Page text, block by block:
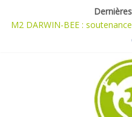
M2 DARWIN-BEE :
Planning M1 et M2 du
Travaux réalisés dans le cadre
Candidater en Masters (2026)
Candidater en Licences (2026)